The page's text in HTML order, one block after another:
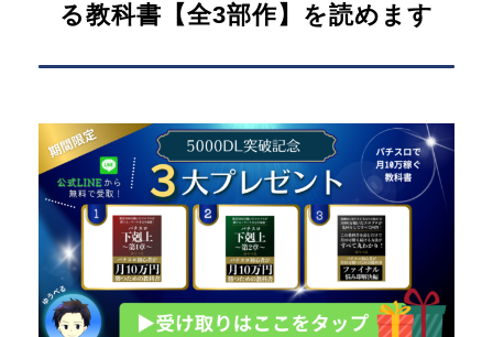
る教科書【全3部作】を読めます